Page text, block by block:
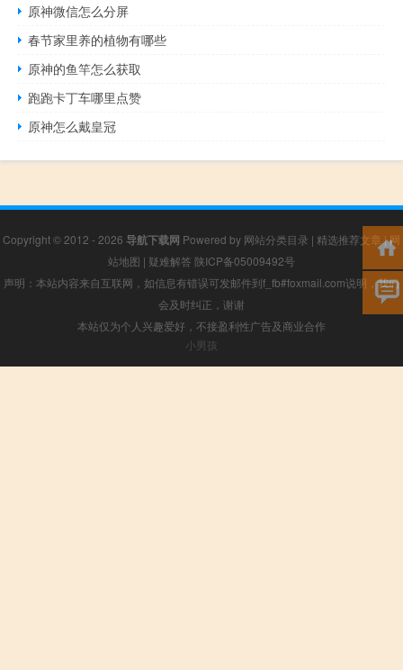
原神微信怎么分屏
春节家里养的植物有哪些
原神的鱼竿怎么获取
跑跑卡丁车哪里点赞
原神怎么戴皇冠
Copyright © 2012 - 2026 导航下载网 Powered by 网站分类目录 | 精选推荐文章 |网
站地图 | 疑难解答 陕ICP备05009492号
声明：本站内容来自互联网，如信息有错误可发邮件到f_fb#foxmail.com说明，我们
会及时纠正，谢谢
本站仅为个人兴趣爱好，不接盈利性广告及商业合作
小男孩